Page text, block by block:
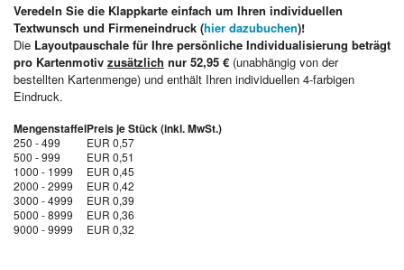
Veredeln Sie die Klappkarte einfach um Ihren individuellen
Textwunsch und Firmeneindruck (hier dazubuchen)!
Die Layoutpauschale für Ihre persönliche Individualisierung beträgt
pro Kartenmotiv zusätzlich nur 52,95 € (unabhängig von der
bestellten Kartenmenge) und enthält Ihren individuellen 4-farbigen
Eindruck.
MengenstaffelPreis je Stück (inkl. MwSt.)
250 - 499
EUR 0,57
500 - 999
EUR 0,51
1000 - 1999
EUR 0,45
2000 - 2999
EUR 0,42
3000 - 4999
EUR 0,39
5000 - 8999
EUR 0,36
9000 - 9999
EUR 0,32